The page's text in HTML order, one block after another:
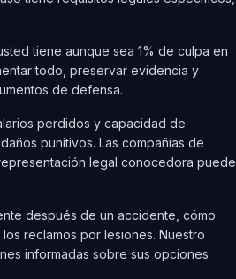
tiene aunque sea 1% de culpa en
todo, preservar evidencia y
de defensa.
perdidos y capacidad de
punitivos. Las compañías de
legal conocedora puede
después de un accidente, cómo
reclamos por lesiones. Nuestro
informadas sobre sus opciones